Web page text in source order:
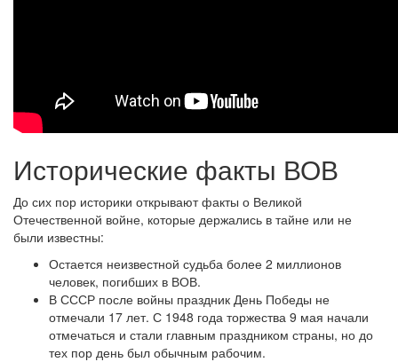
Исторические факты ВОВ
До сих пор историки открывают факты о Великой
Отечественной войне, которые держались в тайне или не
были известны:
Остается неизвестной судьба более 2 миллионов
человек, погибших в ВОВ.
В СССР после войны праздник День Победы не
отмечали 17 лет. С 1948 года торжества 9 мая начали
отмечаться и стали главным праздником страны, но до
тех пор день был обычным рабочим.